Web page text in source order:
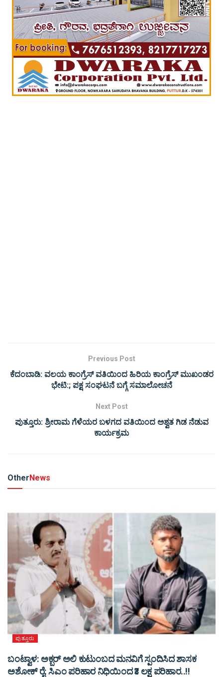
Previous Post
ಕೆದಂಬಾಡಿ: ವಲಯ ಕಾಂಗ್ರೆಸ್ ವತಿಯಿಂದ ಹಿರಿಯ ಕಾಂಗ್ರೆಸ್ ಮುಖಂಡರ
ಭೇಟಿ:; ಪಕ್ಷ ಸಂಘಟನೆ ಬಗ್ಗೆ ಸಮಾಲೋಚನೆ
Next Post
ಪುತ್ತೂರು: ಶ್ರೀರಾಮ ಗೆಳೆಯರ ಬಳಗದ ವತಿಯಿಂದ ಅಶ್ವತ ಗಿಡ ನೆಡುವ
ಕಾರ್ಯಕ್ರಮ
OtherNews
ಪುತ್ತೂರು
ಬಂಟ್ವಾಳ: ಅಕ್ಬರ್ ಅಲಿ ಕುಟುಂಬದ ಮನವಿಗೆ ಸ್ಪಂದಿಸಿದ ಶಾಸಕ
ಅಶೋಕ್ ರೈ: ಸಿಎಂ ಪರಿಹಾರ ನಿಧಿಯಿಂದ ₹3 ಲಕ್ಷ ಪರಿಹಾರ..!!